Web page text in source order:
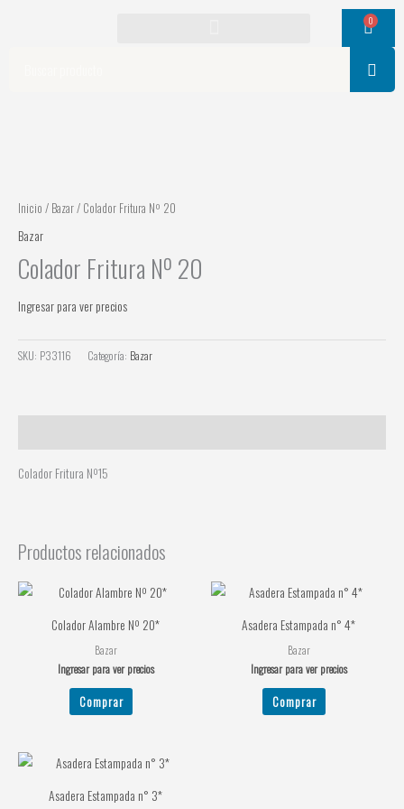
0
Cart
Inicio / Bazar/ Colador Fritura Nº 20
Bazar
Colador Fritura Nº 20
Ingresar para ver precios
SKU: P33116 Categoría: Bazar
Colador Fritura Nº15
Productos relacionados
Colador Alambre Nº 20*
Bazar
Ingresar para ver precios
Comprar
Asadera Estampada n° 4*
Bazar
Ingresar para ver precios
Comprar
Asadera Estampada n° 3*